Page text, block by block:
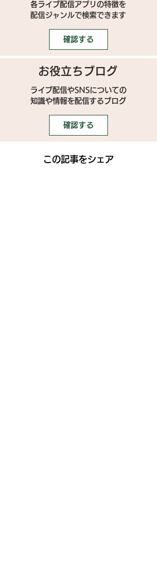
各ライブ配信アプリの特徴を
配信ジャンルで検索できます
確認する
お役立ちブログ
ライブ配信やSNSについての
​知識や情報を配信するブログ
確認する
この記事をシェア